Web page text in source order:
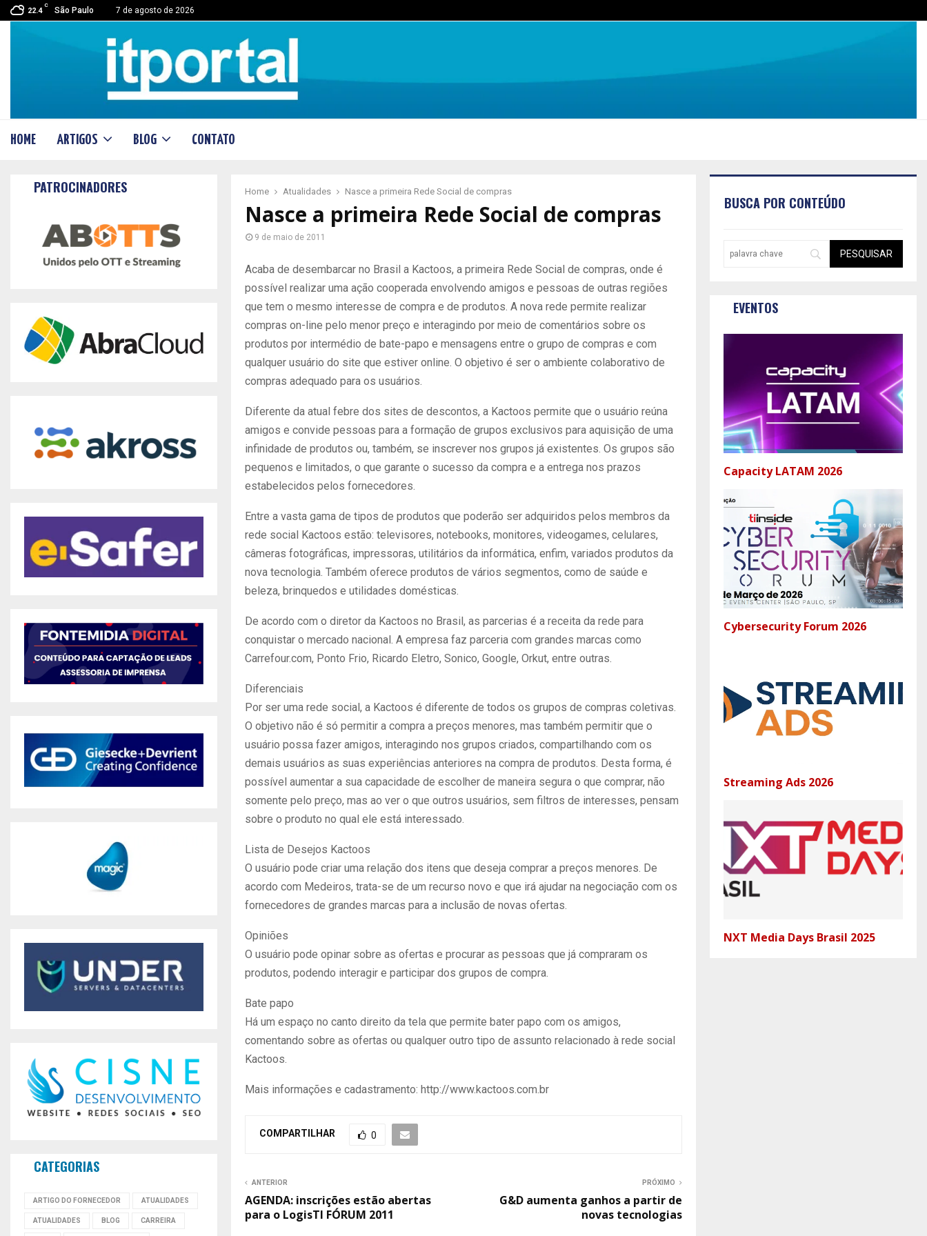
22.4
C
São Paulo 7 de agosto de 2026
HOME ARTIGOS BLOG CONTATO
Home Atualidades Nasce a primeira Rede Social de compras
Nasce a primeira Rede Social de compras
9 de maio de 2011
Acaba de desembarcar no Brasil a Kactoos, a primeira Rede Social de compras, onde é
possível realizar uma ação cooperada envolvendo amigos e pessoas de outras regiões
que tem o mesmo interesse de compra e de produtos. A nova rede permite realizar
compras on-line pelo menor preço e interagindo por meio de comentários sobre os
produtos por intermédio de bate-papo e mensagens entre o grupo de compras e com
qualquer usuário do site que estiver online. O objetivo é ser o ambiente colaborativo de
compras adequado para os usuários.
Diferente da atual febre dos sites de descontos, a Kactoos permite que o usuário reúna
amigos e convide pessoas para a formação de grupos exclusivos para aquisição de uma
infinidade de produtos ou, também, se inscrever nos grupos já existentes. Os grupos são
pequenos e limitados, o que garante o sucesso da compra e a entrega nos prazos
estabelecidos pelos fornecedores.
Entre a vasta gama de tipos de produtos que poderão ser adquiridos pelos membros da
rede social Kactoos estão: televisores, notebooks, monitores, videogames, celulares,
câmeras fotográficas, impressoras, utilitários da informática, enfim, variados produtos da
nova tecnologia. Também oferece produtos de vários segmentos, como de saúde e
beleza, brinquedos e utilidades domésticas.
De acordo com o diretor da Kactoos no Brasil, as parcerias é a receita da rede para
conquistar o mercado nacional. A empresa faz parceria com grandes marcas como
Carrefour.com, Ponto Frio, Ricardo Eletro, Sonico, Google, Orkut, entre outras.
Diferenciais
Por ser uma rede social, a Kactoos é diferente de todos os grupos de compras coletivas.
O objetivo não é só permitir a compra a preços menores, mas também permitir que o
usuário possa fazer amigos, interagindo nos grupos criados, compartilhando com os
demais usuários as suas experiências anteriores na compra de produtos. Desta forma, é
possível aumentar a sua capacidade de escolher de maneira segura o que comprar, não
somente pelo preço, mas ao ver o que outros usuários, sem filtros de interesses, pensam
sobre o produto no qual ele está interessado.
Lista de Desejos Kactoos
O usuário pode criar uma relação dos itens que deseja comprar a preços menores. De
acordo com Medeiros, trata-se de um recurso novo e que irá ajudar na negociação com os
fornecedores de grandes marcas para a inclusão de novas ofertas.
Opiniões
O usuário pode opinar sobre as ofertas e procurar as pessoas que já compraram os
produtos, podendo interagir e participar dos grupos de compra.
Bate papo
Há um espaço no canto direito da tela que permite bater papo com os amigos,
comentando sobre as ofertas ou qualquer outro tipo de assunto relacionado à rede social
Kactoos.
Mais informações e cadastramento: http://www.kactoos.com.br
COMPARTILHAR 0
ANTERIOR
AGENDA: inscrições estão abertas
para o LogisTI FÓRUM 2011
PRÓXIMO
G&D aumenta ganhos a partir de
novas tecnologias
PATROCINADORES
CATEGORIAS
ARTIGO DO FORNECEDOR ATUALIDADES
ATUALIDADES BLOG CARREIRA
BUSCA POR CONTEÚDO
EVENTOS
Capacity LATAM 2026
Cybersecurity Forum 2026
Streaming Ads 2026
NXT Media Days Brasil 2025